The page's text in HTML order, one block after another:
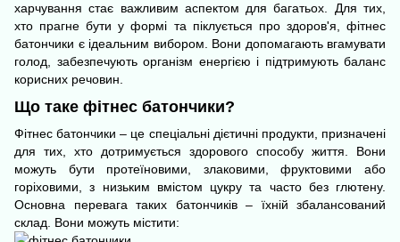
харчування стає важливим аспектом для багатьох. Для тих,
хто прагне бути у формі та піклується про здоров'я, фітнес
батончики є ідеальним вибором. Вони допомагають вгамувати
голод, забезпечують організм енергією і підтримують баланс
корисних речовин.
Що таке фітнес батончики?
Фітнес батончики – це спеціальні дієтичні продукти, призначені
для тих, хто дотримується здорового способу життя. Вони
можуть бути протеїновими, злаковими, фруктовими або
горіховими, з низьким вмістом цукру та часто без глютену.
Основна перевага таких батончиків – їхній збалансований
склад. Вони можуть містити: